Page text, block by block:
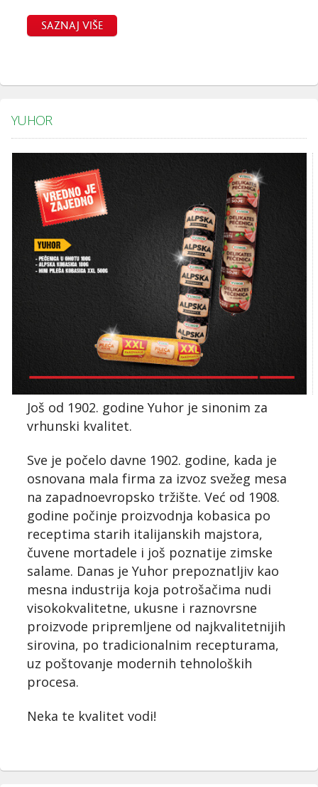
SAZNAJ VIŠE
YUHOR
Još od 1902. godine Yuhor je sinonim za
vrhunski kvalitet.
Sve je počelo davne 1902. godine, kada je
osnovana mala firma za izvoz svežeg mesa
na zapadnoevropsko tržište. Već od 1908.
godine počinje proizvodnja kobasica po
receptima starih italijanskih majstora,
čuvene mortadele i još poznatije zimske
salame. Danas je Yuhor prepoznatljiv kao
mesna industrija koja potrošačima nudi
visokokvalitetne, ukusne i raznovrsne
proizvode pripremljene od najkvalitetnijih
sirovina, po tradicionalnim recepturama,
uz poštovanje modernih tehnoloških
procesa.
Neka te kvalitet vodi!